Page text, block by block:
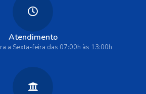
Atendimento
a Sexta-feira das 07:00h às 13:00h